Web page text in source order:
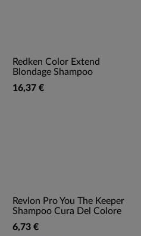
Redken Color Extend
Blondage Shampoo
16,37 €
Revlon Pro You The Keeper
Shampoo Cura Del Colore
6,73 €